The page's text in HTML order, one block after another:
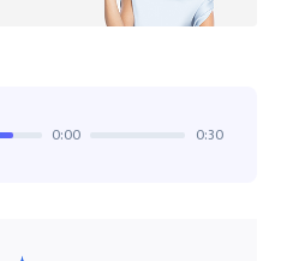
0:00 0:30